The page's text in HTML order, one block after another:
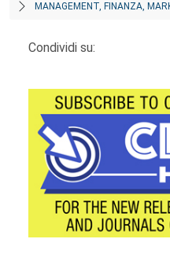
MANAGEMENT, FINANZA,
Condividi su: